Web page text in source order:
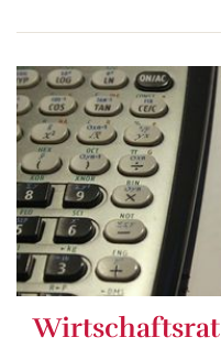
Wirtschaftsrat